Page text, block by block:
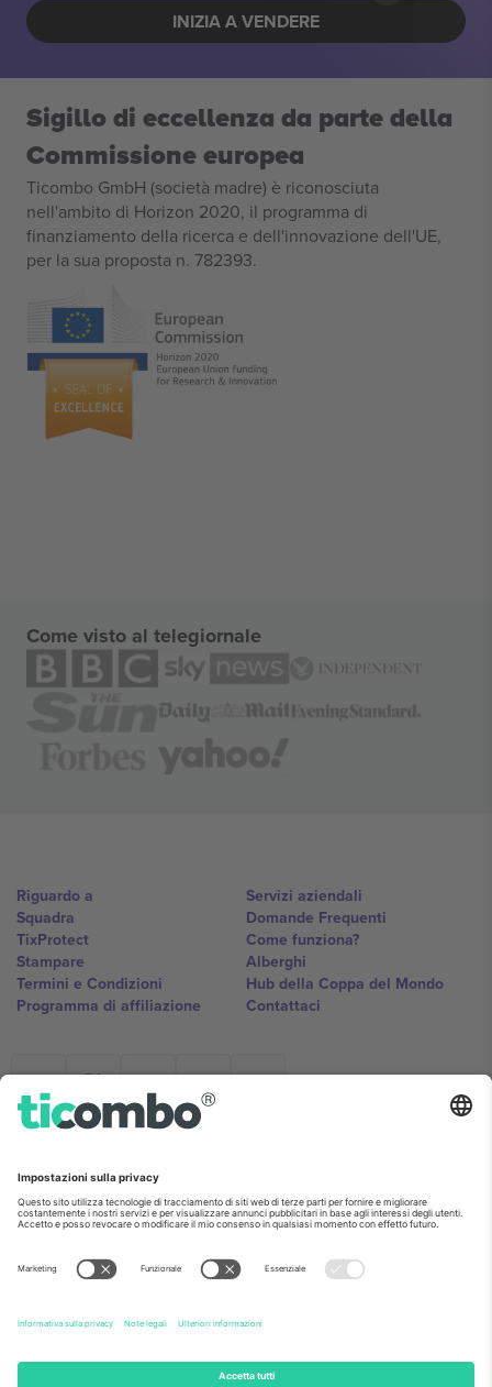
INIZIA A VENDERE
Sigillo di eccellenza da parte della
Commissione europea
Ticombo GmbH (società madre) è riconosciuta
nell'ambito di Horizon 2020, il programma di
finanziamento della ricerca e dell'innovazione dell'UE,
per la sua proposta n. 782393.
Come visto al telegiornale
Riguardo a
Squadra
TixProtect
Stampare
Termini e Condizioni
Programma di affiliazione
Servizi aziendali
Domande Frequenti
Come funziona?
Alberghi
Hub della Coppa del Mondo
Contattaci
Ticombo Italia
Mimi Balkanska 132, 1540, Sofia,
base alla località, all'evento e/o al dominio. Per i dettagli controlla la
pagina specifica dell'evento, l'impronta e i termini.,